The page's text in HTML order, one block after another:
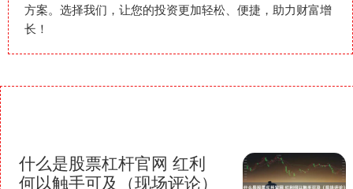
方案。选择我们，让您的投资更加轻松、便捷，助力财富增
长！
什么是股票杠杆官网 红利
何以触手可及（现场评论）